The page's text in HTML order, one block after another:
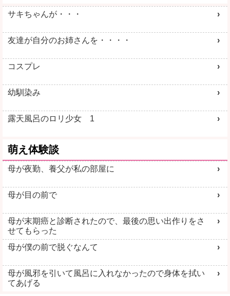
サキちゃんが・・・
友達が自分のお姉さんを・・・・
コスプレ
幼馴染み
露天風呂のロリ少女 1
萌え体験談
母が夜勤、養父が私の部屋に
母が目の前で
母が末期癌と診断されたので、最後の思い出作りをさ
せてもらった
母が僕の前で脱ぐなんて
母が風邪を引いて風呂に入れなかったので身体を拭い
てあげる